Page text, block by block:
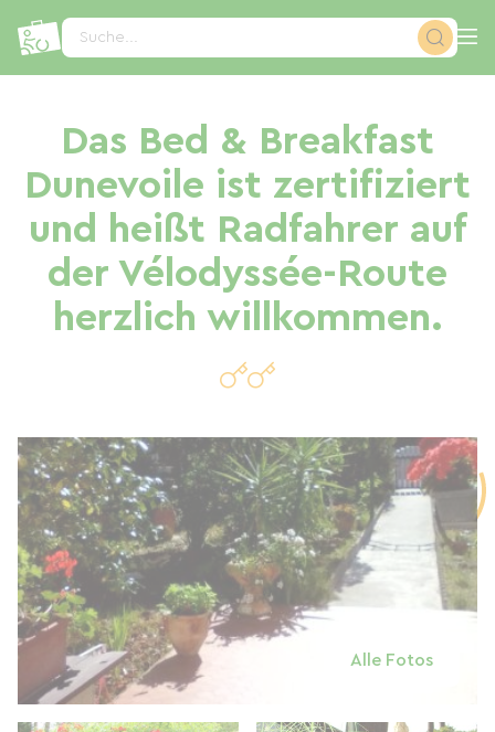
Suche...
Das Bed & Breakfast
Dunevoile ist zertifiziert
und heißt Radfahrer auf
der Vélodyssée-Route
herzlich willkommen.
Alle Fotos
Cookie-Einstellungen